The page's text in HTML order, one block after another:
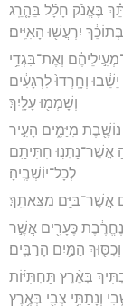
בֶּאֱנֹ֨ק חָלָ֜ל בֵּהָ֤רֵֽג
יִרְעֲשׁ֖וּ הָאִיִּֽים׃
וְאֶת־בִּגְדֵ֥י
וְחָֽרְדוּ֙ לִרְגָעִ֔ים
וְשָׁמְמ֖וּ עָלָֽיִךְ׃
נוֹשֶׁ֖בֶת מִיַּמִּ֑ים הָעִ֣יר
אֲשֶׁר־נָתְנ֥וּ חִתִּיתָ֖ם
לְכָל־יוֹשְׁבֶֽיהָ׃
אֲשֶׁר־בַּיָּ֖ם מִצֵּאתֵֽךְ׃
נֶחֱרֶ֔בֶת כֶּעָרִ֖ים אֲשֶׁ֣ר
הַמַּ֥יִם הָרַבִּֽים׃
בְּאֶ֨רֶץ תַּחְתִּיּ֜וֹת
וְנָתַתִּ֥י צְבִ֖י בְּאֶ֥רֶץ